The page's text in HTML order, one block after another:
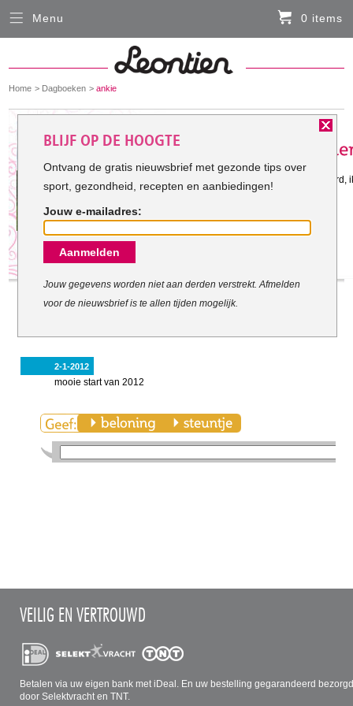
You
here:
Home Dagboeken ankie
Gestart met mijn doel: 2-1-2012
zodat mijn lichaamsconditie
en kinderen.
2-1-2012
mooie start van 2012
Menu 0 items
VEILIG EN VERTROUWD
Betalen via uw eigen bank met iDeal. En uw bestelling gegarandeerd
door Selektvracht en TNT.
Sluiten
HARDLOOPKLEDING
FIETSKLEDING
SERVICE
Inloggen
Contact- en adresgegevens
Levertijd, retourneren, ruilen
BLIJF OP DE HOOGTE
Ontvang de gratis nieuwsbrief met gezonde tips over
sport, gezondheid, recepten en aanbiedingen!
Jouw e-mailadres:
Aanmelden
Jouw gegevens worden niet aan derden verstrekt. Afmelden
voor de nieuwsbrief is te allen tijden mogelijk.